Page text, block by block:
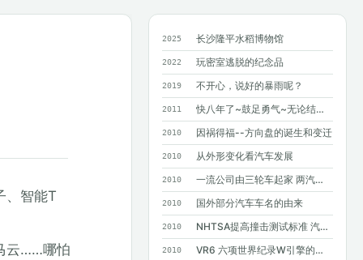
2025 长沙隆平水稻博物馆
2022 玩密室逃脱的纪念品
2019 不开心，说好的暴雨呢？
2011 快八年了~鼓足勇气~无论结果如何~只求...
2010 因祸得福--方向盘的诞生和变迁
2010 从外形变化看汽车发展
2010 一流公司由三轮车起家 两汽车巨人造就奔驰
2010 国外部分汽车车名的由来
2010 NHTSA提高撞击测试标准 汽车安全要求进一步提高
2010 VR6 六项世界纪录W引擎的基础
、智能T
云……哪怕